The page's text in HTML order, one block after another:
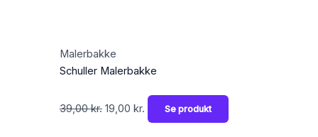
Malerbakke
Schuller Malerbakke
39,00kr. 19,00 kr. Se produkt